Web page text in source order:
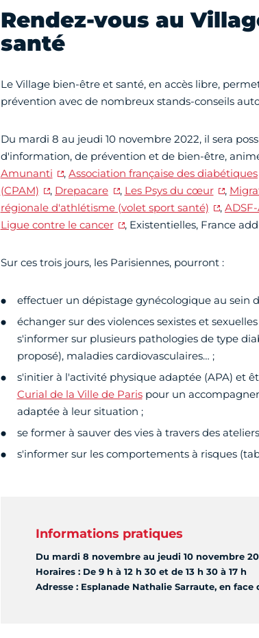
Rendez-vous au
santé
Le Village bien-être et santé, en accès libre,
prévention avec de nombreux stands-conseils
Du mardi 8 au jeudi 10 novembre 2022, il sera
d'information, de prévention et de bien-être,
Amunanti
,Association française des diabétiques
(CPAM)
, Drepacare , Les Psys du cœur ,
régionale d'athlétisme (volet sport santé)
,
Ligue contre le cancer
, Existentielles, France
Sur ces trois jours, les Parisiennes, pourront :
effectuer un dépistage gynécologique au sein
échanger sur des violences sexistes et
s'informer sur plusieurs pathologies de type
proposé), maladies cardiovasculaires… ;
s'initier à l'activité physique adaptée (APA) et
Curial de la Ville de Parispour un
adaptée à leur situation ;
se former à sauver des vies à travers des
s'informer sur les comportements à risques
Informations pratiques
Du mardi 8 novembre au jeudi 10 novembre
Horaires : De 9 h à 12 h 30 et de 13 h 30 à 17 h
Adresse : Esplanade Nathalie Sarraute, en face